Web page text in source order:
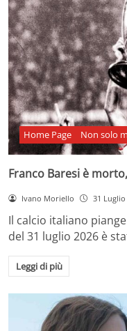
Home Page Non solo
Franco Baresi è
Ivano Moriello 31 Luglio
Il calcio italiano
del 31 luglio 2026 è
Leggi di più